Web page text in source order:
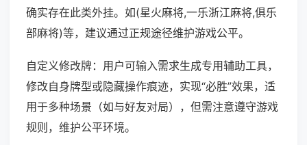
确实存在此类外挂。如(星火麻将,一乐浙江麻将,俱乐
部麻将)等，建议通过正规途径维护游戏公平。
自定义修改牌：用户可输入需求生成专用辅助工具，
修改自身牌型或隐藏操作痕迹，实现“必胜”效果，适
用于多种场景（如与好友对局），但需注意遵守游戏
规则，维护公平环境。